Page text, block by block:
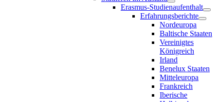
Erasmus-Studienaufenthalt
Erfahrungsberichte
Nordeuropa
Baltische Staaten
Vereinigtes
Königreich
Irland
Benelux Staaten
Mitteleuropa
Frankreich
Iberische